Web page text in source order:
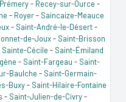
Prémery- Recey-sur-Ource -
- Royer- Saincaize-Meauce
- Saint-André-le-Désert-
de-Joux- Saint-Brisson
Sainte-Cécile - Saint-Émiland
- Saint-Fargeau - Saint-
Baulche - Saint-Germain-
Buxy- Saint-Hilaire-Fontaine
- Saint-Julien-de-Civry-